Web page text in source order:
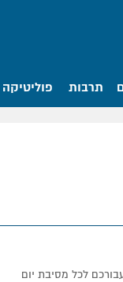
תרבות פוליטיקה
לכל מסיבת יום